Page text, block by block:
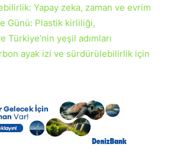
Yapay zeka, zaman ve evrim
Günü: Plastik kirliliği,
yeşil adımları
ayak izi ve sürdürülebilirlik için